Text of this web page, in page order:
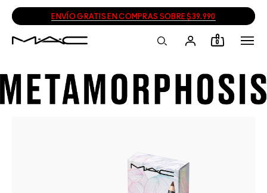
ENVÍO GRATIS EN COMPRAS SOBRE $39.990
0